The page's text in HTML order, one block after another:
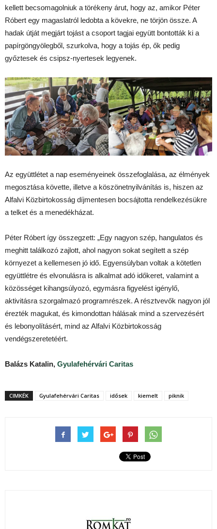
kellett becsomagolniuk a törékeny árut, hogy az, amikor Péter
Róbert egy magaslatról ledobta a kövekre, ne törjön össze. A
hadak útját megjárt tojást a csoport tagjai együtt bontották ki a
papírgöngyölegből, szurkolva, hogy a tojás ép, ők pedig
győztesek és csipsz-nyertesek legyenek.
Az együttlétet a nap eseményeinek összefoglalása, az élmények
megosztása követte, illetve a köszönetnyilvánítás is, hiszen az
Alfalvi Közbirtokosság díjmentesen bocsájtotta rendelkezésükre
a telket és a menedékházat.
Péter Róbert így összegzett: „Egy nagyon szép, hangulatos és
meghitt találkozó zajlott, ahol nagyon sokat segített a szép
környezet a kellemesen jó idő. Egyensúlyban voltak a kötetlen
együttlétre és elvonulásra is alkalmat adó időkeret, valamint a
közösséget kihangsúlyozó, egymásra figyelést igénylő,
aktivitásra szorgalmazó programrészek. A résztvevők nagyon jól
érezték magukat, és kimondottan hálásak mind a szervezésért
és lebonyolításért, mind az Alfalvi Közbirtokosság
vendégszeretetéért.
Balázs Katalin, Gyulafehérvári Caritas
CIMKÉK Gyulafehérvári Caritas idősek kiemelt piknik